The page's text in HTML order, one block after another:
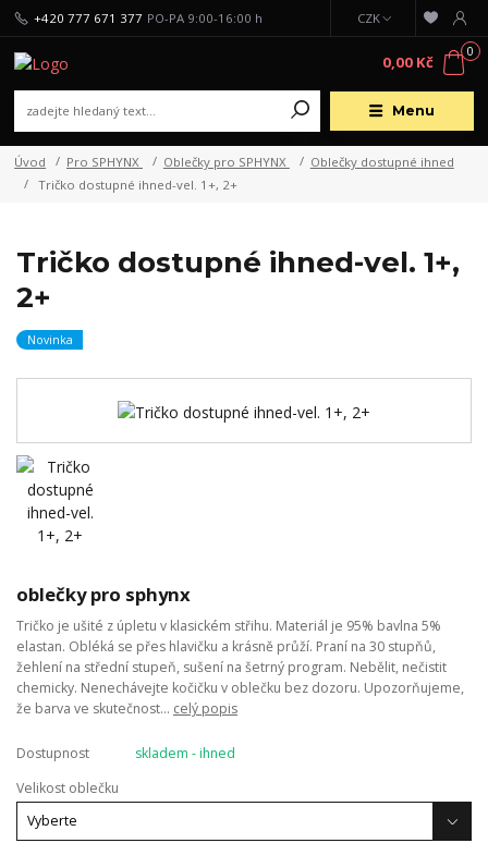
Menu
CZK
+420 777 671 377 PO-PA 9:00-16:00 h
0
0,00 Kč
Úvod Pro SPHYNX Oblečky pro SPHYNX
Oblečky dostupné ihned
Tričko dostupné ihned-vel. 1+, 2+
Tričko dostupné ihned-vel. 1+,
2+
Novinka
oblečky pro sphynx
Tričko je ušité z úpletu v klasickém střihu. Materiál je 95% bavlna 5%
elastan. Obléká se přes hlavičku a krásně průží. Praní na 30 stupňů,
žehlení na střední stupeň, sušení na šetrný program. Nebělit, nečistit
chemicky. Nenechávejte kočičku v oblečku bez dozoru. Upozorňujeme,
že barva ve skutečnost... celý popis
Dostupnost
skladem - ihned
Velikost oblečku